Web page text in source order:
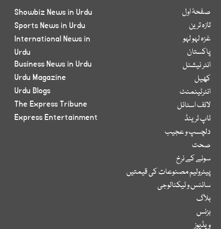
صفحۂ اول
تازہ ترین
غزہ لہو لہو
پاکستان
انٹر نیشنل
کھیل
انٹرٹینمنٹ
لائف اسٹائل
ٹاپ ٹرینڈ
دلچسپ و عجیب
صحت
سونے کے نرخ
پیٹرولیم مصنوعات کی قیمتیں
سائنس و ٹیکنالوجی
بلاگ
بزنس
ویڈیوز
Showbiz News in Urdu
Sports News in Urdu
International News in
Urdu
Business News in Urdu
Urdu Magazine
Urdu Blogs
The Express Tribune
Express Entertainment